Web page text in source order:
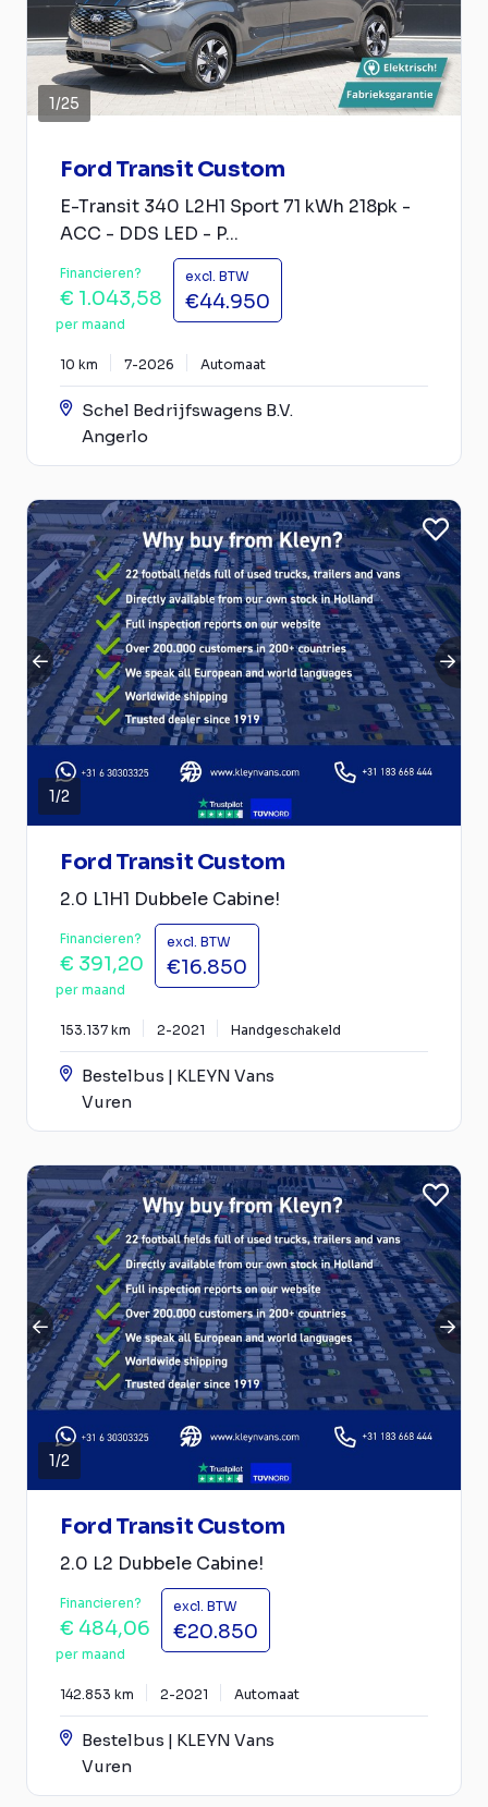
1/25
Ford Transit Custom
E-Transit 340 L2H1 Sport 71 kWh 218pk -
ACC - DDS LED - P...
Financieren?
€ 1.043,58
per maand
excl. BTW
€44.950
10 km 7-2026 Automaat
Schel Bedrijfswagens B.V.
Angerlo
1/2
Ford Transit Custom
2.0 L1H1 Dubbele Cabine!
Financieren?
€ 391,20
per maand
excl. BTW
€16.850
153.137 km 2-2021 Handgeschakeld
Bestelbus | KLEYN Vans
Vuren
1/2
Ford Transit Custom
2.0 L2 Dubbele Cabine!
Financieren?
€ 484,06
per maand
excl. BTW
€20.850
142.853 km 2-2021 Automaat
Bestelbus | KLEYN Vans
Vuren